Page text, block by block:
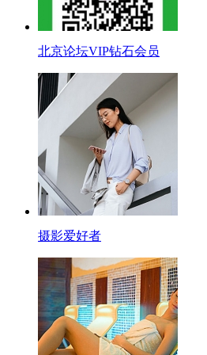
北京论坛VIP钻石会员
摄影爱好者